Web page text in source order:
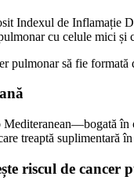
Indexul de Inflamație
cu celule mici și
pulmonar să fie
Mediteranean—bogată
treaptă suplimentară
riscul de cancer